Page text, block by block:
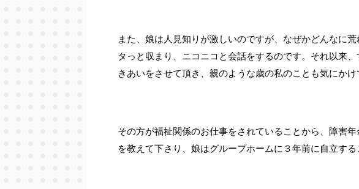
また、娘は人見知りが激しいのですが、なぜかどんなに
タっと収まり、ニコニコと会話をするのです。それ以来
きあいをさせて頂き、親のような歳の私のことも気にかけ
その方が福祉関係のお仕事をされていることから、障害
を教えて下さり、娘はグループホームに３年前に自立する